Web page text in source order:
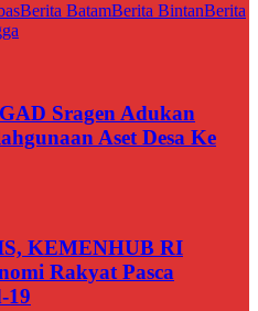
Berita BatamBerita BintanBerita
Sragen Adukan
Aset Desa Ke
KEMENHUB RI
Rakyat Pasca
19